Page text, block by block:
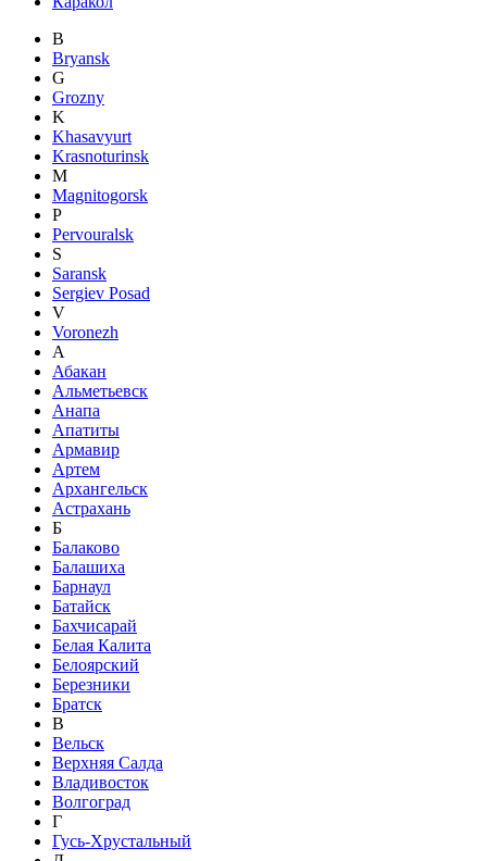
B
Bryansk
G
Grozny
K
Khasavyurt
Krasnoturinsk
M
Magnitogorsk
P
Pervouralsk
S
Saransk
Sergiev Posad
V
Voronezh
А
Абакан
Альметьевск
Анапа
Апатиты
Армавир
Артем
Архангельск
Астрахань
Б
Балаково
Балашиха
Барнаул
Батайск
Бахчисарай
Белая Калита
Белоярский
Березники
Братск
В
Вельск
Верхняя Салда
Владивосток
Волгоград
Г
Гусь-Хрустальный